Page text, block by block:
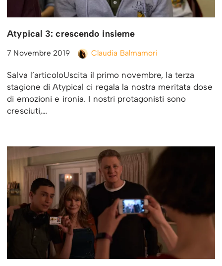
Atypical 3: crescendo insieme
7 Novembre 2019 Claudia Balmamori
Salva l’articoloUscita il primo novembre, la terza
stagione di Atypical ci regala la nostra meritata dose
di emozioni e ironia. I nostri protagonisti sono
cresciuti,…